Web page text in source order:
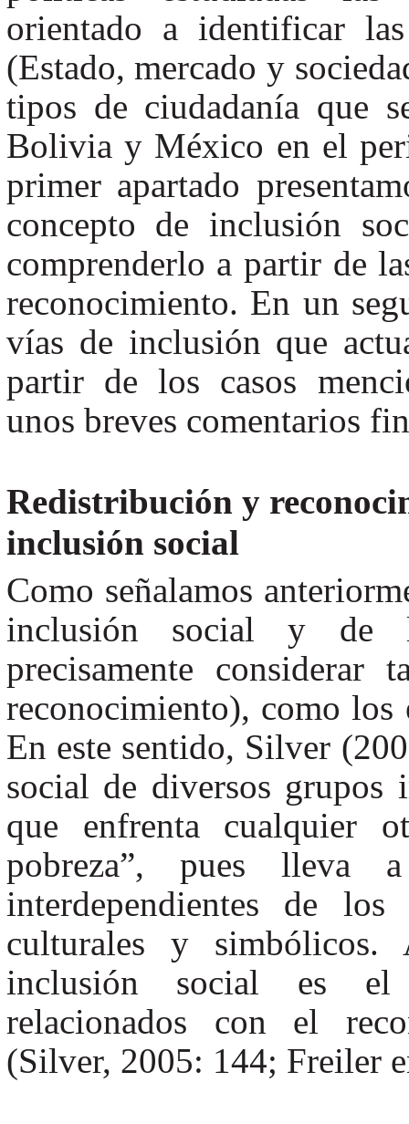
orientado a identificar
(Estado, mercado y
tipos de ciudadanía que
Bolivia y México en el
primer apartado
concepto de inclusión
comprenderlo a partir de
reconocimiento. En un
vías de inclusión que
partir de los casos
unos breves comentarios
Redistribución y
inclusión social
Como señalamos
inclusión social y de
precisamente considerar
reconocimiento), como
En este sentido, Silver
social de diversos grupos
que enfrenta cualquier
pobreza”, pues lleva
interdependientes de
culturales y
inclusión social es el
relacionados con el
(Silver, 2005: 144; Freiler